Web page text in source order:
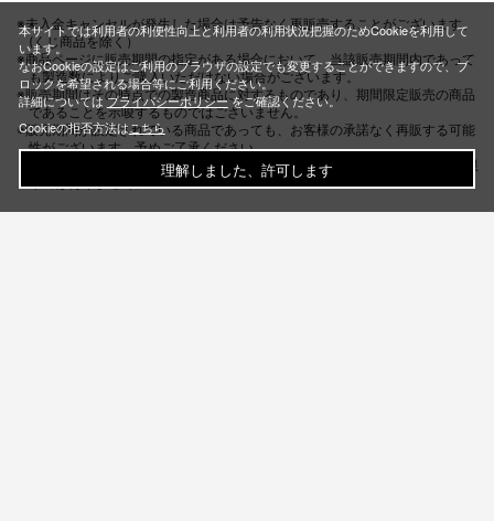
※未入金キャンセルが発生した場合は予告なく再販売することがございます。
(くじ商品を除く）
※商品ページに販売期間の指定がある場合において、当該販売期間内であって
も製造数によりご購入いただけない場合がございます。
※販売期間はその時点での製造商品に対するものであり、期間限定販売の商品
であることを示唆するものではございません。
※販売期間が設定されている商品であっても、お客様の承諾なく再販する可能
性がございます。予めご了承ください。
ただし「期間限定販売」「数量限定販売」と明示したものについてはこの限
りではありません。
本サイトでは利用者の利便性向上と利用者の利用状況把握のためCookieを利用して
います。
なおCookieの設定はご利用のブラウザの設定でも変更することができますので、ブ
ロックを希望される場合等にご利用ください。
詳細についてはプライバシーポリシーをご確認ください。
Cookieの拒否方法はこちら
理解しました、許可します